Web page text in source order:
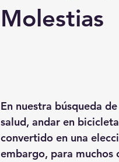
Molestias
En nuestra búsqueda
salud, andar en
convertido en una
embargo, para muchos